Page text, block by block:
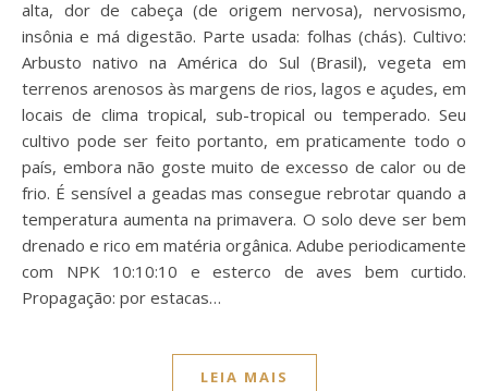
alta, dor de cabeça (de origem nervosa), nervosismo,
insônia e má digestão. Parte usada: folhas (chás). Cultivo:
Arbusto nativo na América do Sul (Brasil), vegeta em
terrenos arenosos às margens de rios, lagos e açudes, em
locais de clima tropical, sub-tropical ou temperado. Seu
cultivo pode ser feito portanto, em praticamente todo o
país, embora não goste muito de excesso de calor ou de
frio. É sensível a geadas mas consegue rebrotar quando a
temperatura aumenta na primavera. O solo deve ser bem
drenado e rico em matéria orgânica. Adube periodicamente
com NPK 10:10:10 e esterco de aves bem curtido.
Propagação: por estacas…
LEIA MAIS